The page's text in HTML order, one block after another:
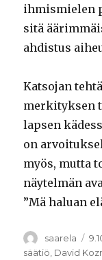
ihmismielen
sitä
ahdistus
Katsojan
merkityksen
lapsen
on
myös, mutta
näytelmän
”Mä haluan
Kirjoittaja
saarela
säätiö David